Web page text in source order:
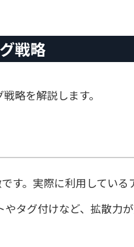
戦略
略を解説します。
。実際に利用している
タグ付けなど、拡散力